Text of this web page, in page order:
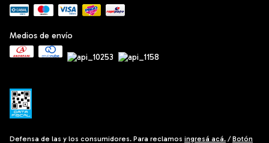
Medios de envío
Defensa de las y los consumidores. Para reclamos ingresá acá. / Botón